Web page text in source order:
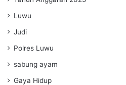
Luwu
Judi
Polres Luwu
sabung ayam
Gaya Hidup